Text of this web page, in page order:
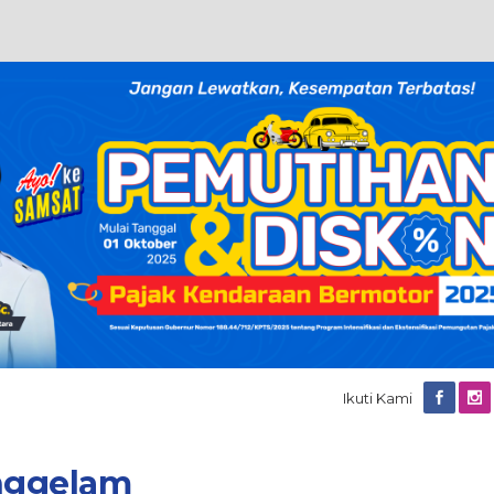
Ikuti Kami